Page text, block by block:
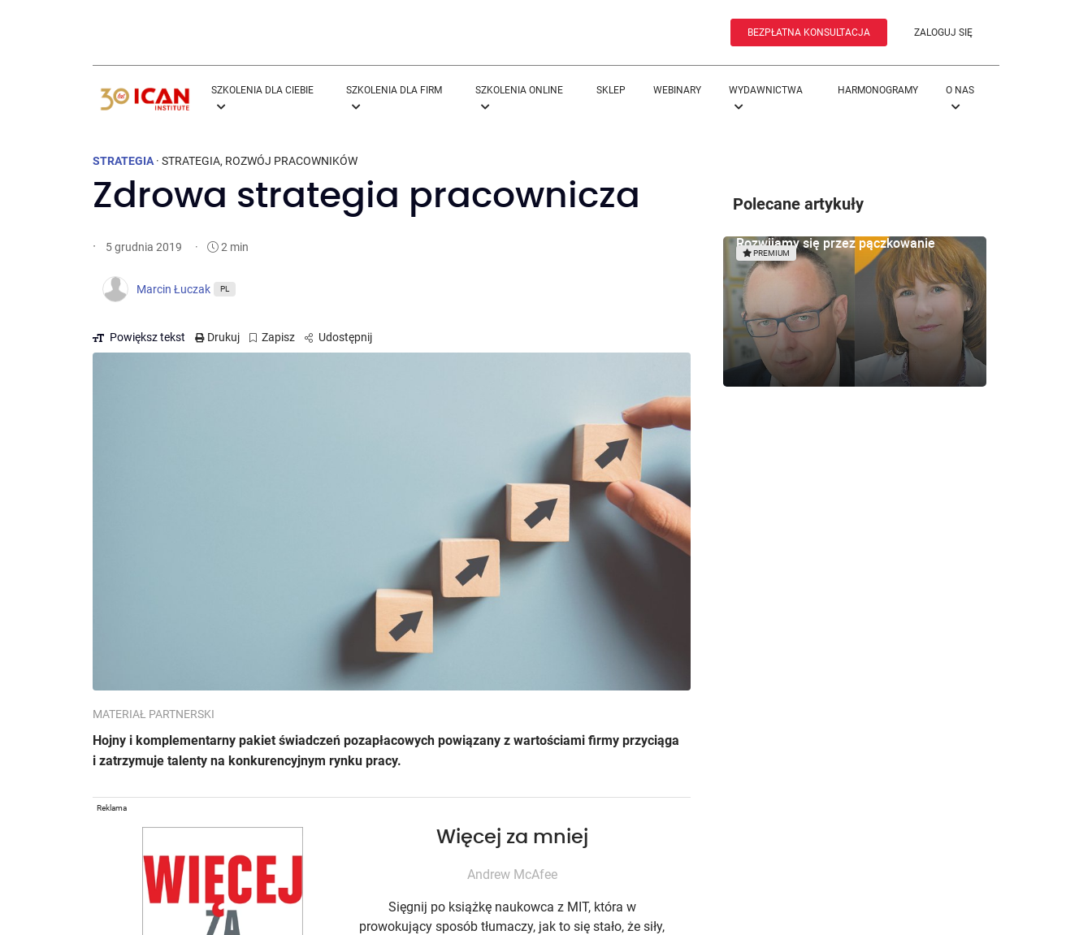
BEZPŁATNA KONSULTACJA ZALOGUJ SIĘ
SZKOLENIA DLA CIEBIE SZKOLENIA DLA FIRM SZKOLENIA ONLINE SKLEP WEBINARY WYDAWNICTWA HARMONOGRAMY O NAS
STRATEGIA · STRATEGIA, ROZWÓJ PRACOWNIKÓW
Zdrowa strategia pracownicza
· 5 grudnia 2019 · 2 min
Marcin Łuczak PL
Powiększ tekst Drukuj Zapisz Udostępnij
MATERIAŁ PARTNERSKI
Hojny i komplementarny pakiet świadczeń pozapłacowych powiązany z wartościami firmy przyciąga
i zatrzymuje talenty na konkurencyjnym rynku pracy.
Reklama
Więcej za mniej
Andrew McAfee
Sięgnij po książkę naukowca z MIT, która w
prowokujący sposób tłumaczy, jak to się stało, że siły,
Polecane artykuły
Rozwijamy się przez pączkowanie
PREMIUM